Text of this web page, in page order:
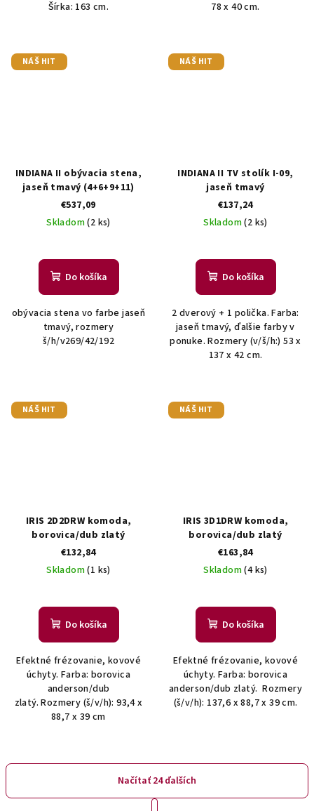
Šírka: 163 cm.
78 x 40 cm.
NÁŠ HIT
INDIANA II obývacia stena,
jaseň tmavý (4+6+9+11)
€537,09
Skladom(2 ks)
Do košíka
obývacia stena vo farbe jaseň
tmavý, rozmery
š/h/v269/42/192
NÁŠ HIT
INDIANA II TV stolík I-09,
jaseň tmavý
€137,24
Skladom(2 ks)
Do košíka
2 dverový + 1 polička. Farba:
jaseň tmavý, ďalšie farby v
ponuke. Rozmery (v/š/h:) 53 x
137 x 42 cm.
NÁŠ HIT
IRIS 2D2DRW komoda,
borovica/dub zlatý
€132,84
Skladom(1 ks)
Do košíka
Efektné frézovanie, kovové
úchyty. Farba: borovica
anderson/dub
zlatý. Rozmery (š/v/h): 93,4 x
88,7 x 39 cm
NÁŠ HIT
IRIS 3D1DRW komoda,
borovica/dub zlatý
€163,84
Skladom(4 ks)
Do košíka
Efektné frézovanie, kovové
úchyty. Farba: borovica
anderson/dub zlatý. Rozmery
(š/v/h): 137,6 x 88,7 x 39 cm.
Načítať 24 ďalších
S